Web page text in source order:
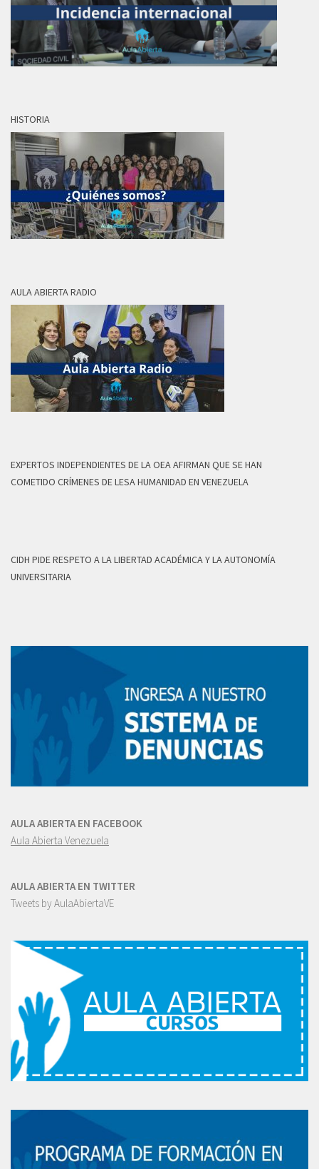
HISTORIA
AULA ABIERTA RADIO
EXPERTOS INDEPENDIENTES DE LA OEA AFIRMAN QUE SE HAN
COMETIDO CRÍMENES DE LESA HUMANIDAD EN VENEZUELA
CIDH PIDE RESPETO A LA LIBERTAD ACADÉMICA Y LA AUTONOMÍA
UNIVERSITARIA
AULA ABIERTA EN FACEBOOK
Aula Abierta Venezuela
AULA ABIERTA EN TWITTER
Tweets by AulaAbiertaVE